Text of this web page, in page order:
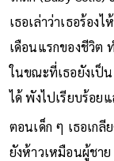
เธอเล่าว่าเธอร้อง
เดือนแรกของชีวิต
ในขณะที่เธอยังเป็
ได้ พังไปเรียบร้อยแ
ตอนเด็ก ๆ เธอเกลี
ยังห้าวเหมือนผู้ชา